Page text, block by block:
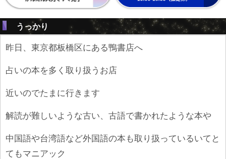
うっかり
昨日、東京都板橋区にある鴨書店へ
占いの本を多く取り扱うお店
近いのでたまに行きます
解読が難しいような古い、古語で書かれたような本や
中国語や台湾語など外国語の本も取り扱っているいてと
てもマニアック